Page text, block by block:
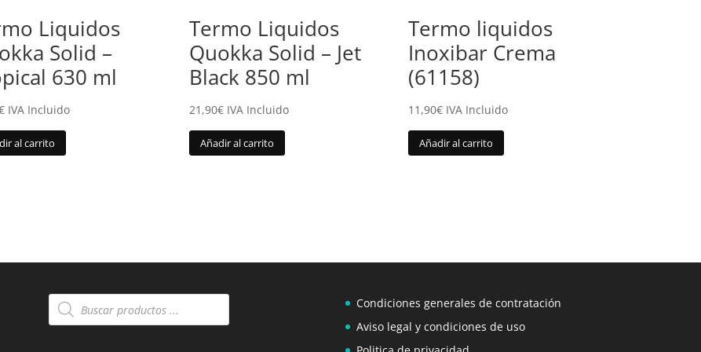
Liquidos
Solid –
630 ml
IVA Incluido
al carrito
Termo Liquidos
Quokka Solid – Jet
Black 850 ml
21,90€ IVA Incluido
Añadir al carrito
Termo liquidos
Inoxibar Crema
(61158)
11,90€ IVA Incluido
Añadir al carrito
Búsqueda
de
Condiciones generales de contratación
Aviso legal y condiciones de uso